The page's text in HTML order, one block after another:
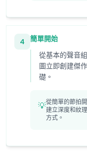
4
簡單開始
從基本的聲音
圖立即創建傑
礎。
💡從簡單的節拍
建立深度和紋
方式。